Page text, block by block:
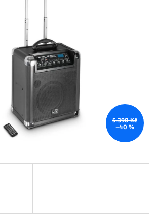
5.390 Kč
–40 %